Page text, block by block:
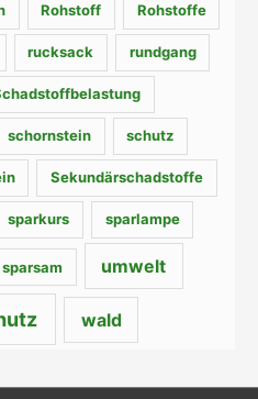
Rohstoff Rohstoffe
rucksack rundgang
schornstein schutz
Sekundärschadstoffe
sparkurs sparlampe
sparsam umwelt
wald